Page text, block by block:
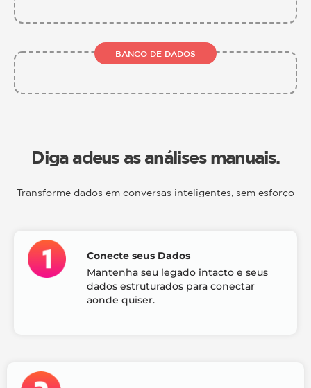
BANCO DE DADOS
Diga adeus as análises manuais.
Transforme dados em conversas inteligentes, sem esforço
Conecte seus Dados
Mantenha seu legado intacto e seus
dados estruturados para conectar
aonde quiser.